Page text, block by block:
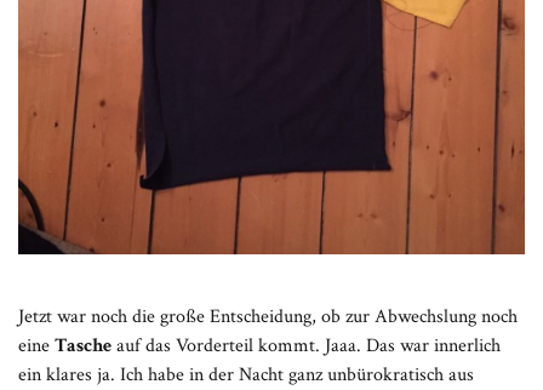
Jetzt war noch die große Entscheidung, ob zur Abwechslung noch
eineTascheauf das Vorderteil kommt. Jaaa. Das war innerlich
ein klares ja. Ich habe in der Nacht ganz unbürokratisch aus